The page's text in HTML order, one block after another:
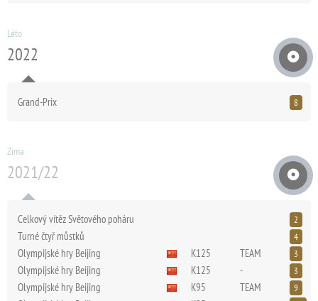
Léto
2022
Grand-Prix 8
Zima
2021/22
Celkový vítěz Světového poháru 2
Turné čtyř můstků 4
Olympijské hry Beijing K125 TEAM 3
Olympijské hry Beijing K125 - 3
Olympijské hry Beijing K95 TEAM 9